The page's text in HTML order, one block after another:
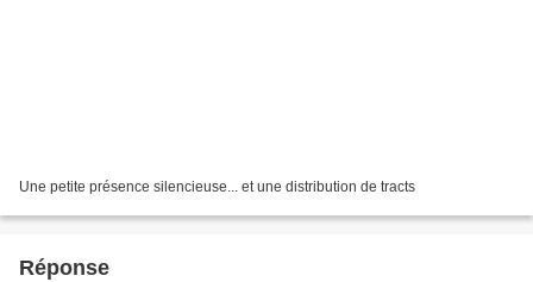
Une petite présence silencieuse... et une distribution de tracts
Réponse